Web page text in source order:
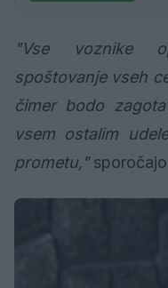
"Vse voznike
spoštovanje vseh
čimer bodo
vsem ostalim
prometu,"